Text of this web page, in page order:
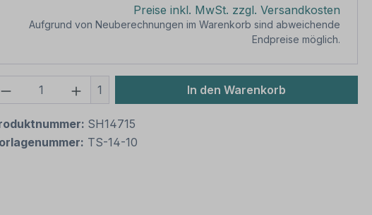
Preise inkl. MwSt. zzgl. Versandkosten
Aufgrund von Neuberechnungen im Warenkorb sind abweichende
Endpreise möglich.
Produkt Anzahl: Gib den gewünschten Wert
1 In den Warenkorb
SH14715
TS-14-10